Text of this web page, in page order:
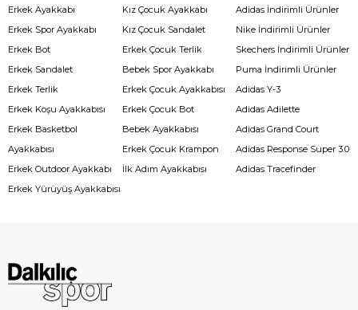
Erkek Ayakkabı
Erkek Spor Ayakkabı
Erkek Bot
Erkek Sandalet
Erkek Terlik
Erkek Koşu Ayakkabısı
Erkek Basketbol
Ayakkabısı
Erkek Outdoor Ayakkabı
Erkek Yürüyüş Ayakkabısı
Kız Çocuk Ayakkabı
Kız Çocuk Sandalet
Erkek Çocuk Terlik
Bebek Spor Ayakkabı
Erkek Çocuk Ayakkabısı
Erkek Çocuk Bot
Bebek Ayakkabısı
Erkek Çocuk Krampon
İlk Adım Ayakkabısı
Adidas İndirimli Ürünler
Nike İndirimli Ürünler
Skechers İndirimli Ürünler
Puma İndirimli Ürünler
Adidas Y-3
Adidas Adilette
Adidas Grand Court
Adidas Response Super 3.0
Adidas Tracefinder